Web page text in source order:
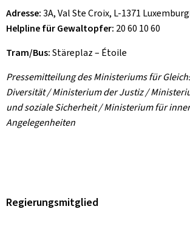
Adresse:3A, Val Ste Croix, L-1371 Luxemburg
Helpline für Gewaltopfer: 20 60 10 60
Tram/Bus:Stäreplaz – Étoile
Pressemitteilung des Ministeriums für
Diversität / Ministerium der Justiz /
und soziale Sicherheit / Ministerium für
Angelegenheiten
Regierungsmitglied